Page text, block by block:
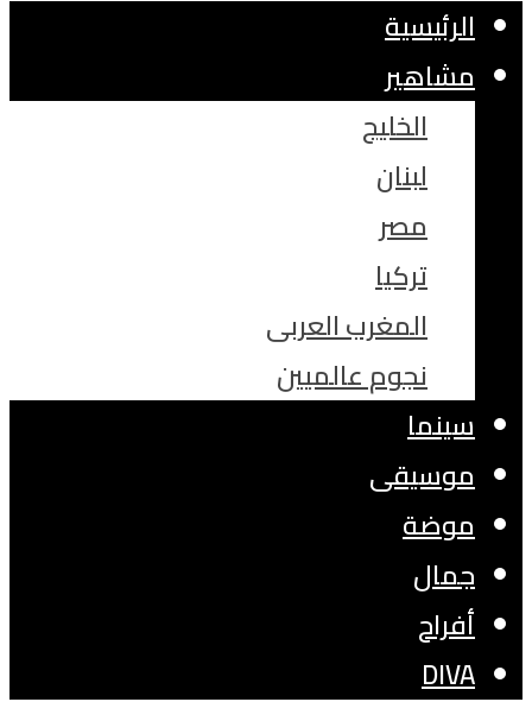
الرئيسية
مشاهير
الخليج
لبنان
مصر
تركيا
المغرب العربى
نجوم عالميين
سينما
موسيقى
موضة
جمال
أفراح
DIVA